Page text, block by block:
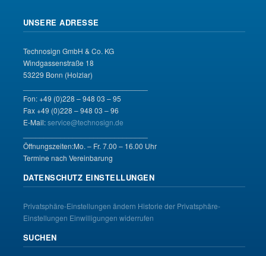
UNSERE ADRESSE
Technosign GmbH & Co. KG
Windgassenstraße 18
53229 Bonn (Holzlar)
Fon: +49 (0)228 – 948 03 – 95
Fax +49 (0)228 – 948 03 – 96
E-Mail:service@technosign.de
Öffnungszeiten:Mo. – Fr. 7.00 – 16.00 Uhr
Termine nach Vereinbarung
DATENSCHUTZ EINSTELLUNGEN
Privatsphäre-Einstellungen ändern Historie der Privatsphäre-
Einstellungen Einwilligungen widerrufen
SUCHEN